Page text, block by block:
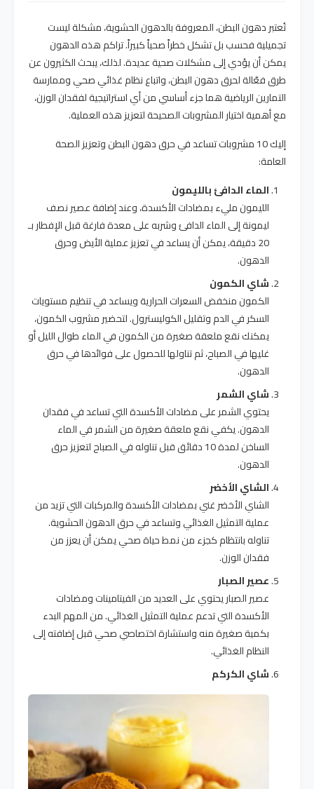
تُعتبر دهون البطن، المعروفة بالدهون الحشوية، مشكلة ليست
تجميلية فحسب بل تشكل خطراً صحياً كبيراً. تراكم هذه الدهون
يمكن أن يؤدي إلى مشكلات صحية عديدة. لذلك، يبحث الكثيرون عن
طرق فعّالة لحرق دهون البطن، واتباع نظام غذائي صحي وممارسة
التمارين الرياضية هما جزء أساسي من أي استراتيجية لفقدان الوزن،
مع أهمية اختيار المشروبات الصحيحة لتعزيز هذه العملية.
إليك 10 مشروبات تساعد في حرق دهون البطن وتعزيز الصحة
العامة:
الماء الدافئ بالليمون
الليمون مليء بمضادات الأكسدة، وعند إضافة عصير نصف
ليمونة إلى الماء الدافئ وشربه على معدة فارغة قبل الإفطار بـ
20 دقيقة، يمكن أن يساعد في تعزيز عملية الأيض وحرق
الدهون.
شاي الكمون
الكمون منخفض السعرات الحرارية ويساعد في تنظيم مستويات
السكر في الدم وتقليل الكوليسترول. لتحضير مشروب الكمون،
يمكنك نقع ملعقة صغيرة من الكمون في الماء طوال الليل أو
غليها في الصباح، ثم تناولها للحصول على فوائدها في حرق
الدهون.
شاي الشمر
يحتوي الشمر على مضادات الأكسدة التي تساعد في فقدان
الدهون. يكفي نقع ملعقة صغيرة من الشمر في الماء
الساخن لمدة 10 دقائق قبل تناوله في الصباح لتعزيز حرق
الدهون.
الشاي الأخضر
الشاي الأخضر غني بمضادات الأكسدة والمركبات التي تزيد من
عملية التمثيل الغذائي وتساعد في حرق الدهون الحشوية.
تناوله بانتظام كجزء من نمط حياة صحي يمكن أن يعزز من
فقدان الوزن.
عصير الصبار
عصير الصبار يحتوي على العديد من الفيتامينات ومضادات
الأكسدة التي تدعم عملية التمثيل الغذائي. من المهم البدء
بكمية صغيرة منه واستشارة اختصاصي صحي قبل إضافته إلى
النظام الغذائي.
شاي الكركم